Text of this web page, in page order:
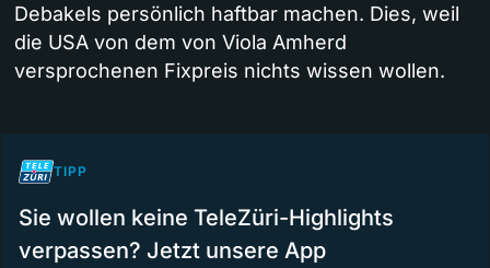
Debakels persönlich haftbar machen. Dies, weil
die USA von dem von Viola Amherd
versprochenen Fixpreis nichts wissen wollen.
TIPP
Sie wollen keine TeleZüri-Highlights
verpassen? Jetzt unsere App